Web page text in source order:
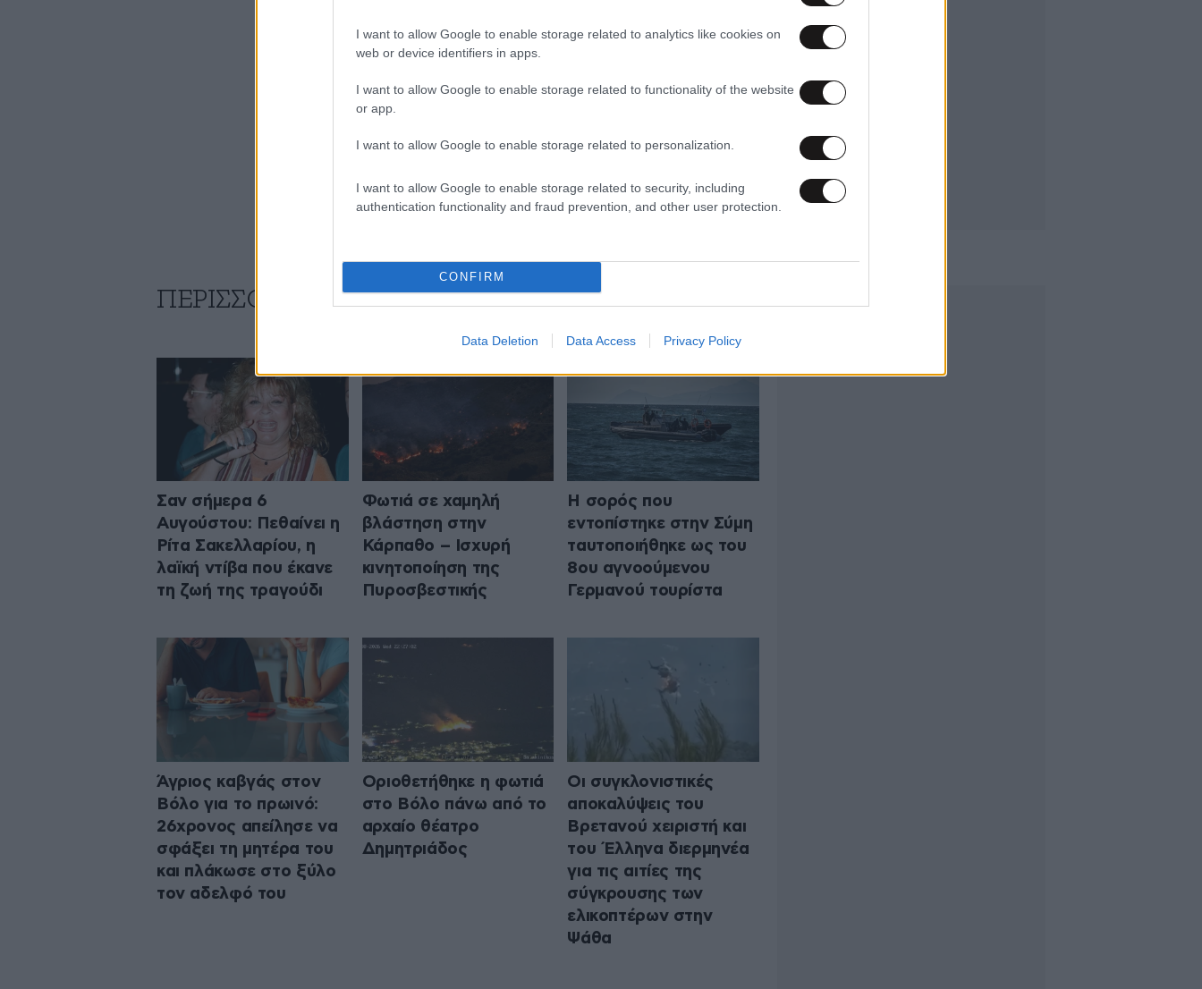
I want to allow Google to enable storage related to analytics like cookies on
web or device identifiers in apps.
I want to allow Google to enable storage related to functionality of the website
or app.
I want to allow Google to enable storage related to personalization.
I want to allow Google to enable storage related to security, including
authentication functionality and fraud prevention, and other user protection.
CONFIRM
Data Deletion Data Access Privacy Policy
ΠΕΡΙΣΣΟΤΕΡΑ ΑΠΟ ΤΗΝ ΕΛΛΑΔΑ ΟΛΑ ΤΑ ΑΡΘΡΑ
Σαν σήμερα 6
Αυγούστου: Πεθαίνει η
Ρίτα Σακελλαρίου, η
λαϊκή ντίβα που έκανε
τη ζωή της τραγούδι
Φωτιά σε χαμηλή
βλάστηση στην
Κάρπαθο – Ισχυρή
κινητοποίηση της
Πυροσβεστικής
Η σορός που
εντοπίστηκε στην Σύμη
ταυτοποιήθηκε ως του
8ου αγνοούμενου
Γερμανού τουρίστα
Άγριος καβγάς στον
Βόλο για το πρωινό:
26χρονος απείλησε να
σφάξει τη μητέρα του
και πλάκωσε στο ξύλο
τον αδελφό του
Οριοθετήθηκε η φωτιά
στο Βόλο πάνω από το
αρχαίο θέατρο
Δημητριάδος
Οι συγκλονιστικές
αποκαλύψεις του
Βρετανού χειριστή και
του Έλληνα διερμηνέα
για τις αιτίες της
σύγκρουσης των
ελικοπτέρων στην
Ψάθα